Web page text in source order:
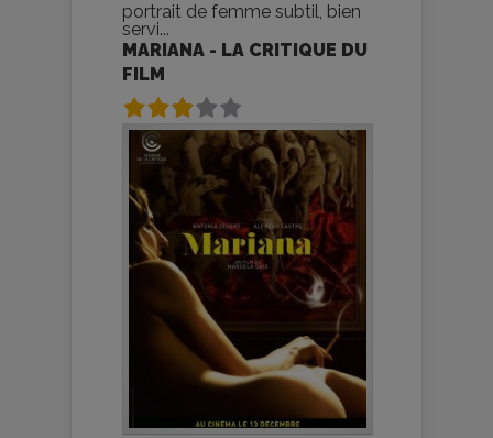
portrait de femme subtil, bien
servi...
MARIANA - LA CRITIQUE DU
FILM